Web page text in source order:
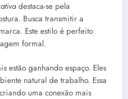
destaca-se pela
Busca transmitir a
Este estilo é perfeito
formal.
estão ganhando espaço. Eles
natural de trabalho. Essa
uma conexão mais